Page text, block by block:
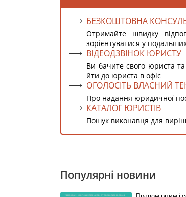
БЕЗКОШТОВНА
Отримайте швидку
зорієнтуватися у
ВІДЕОДЗВІНОК ЮРИСТУ
Ви бачите свого юриста
йти до юриста в офіс
ОГОЛОСІТЬ ВЛАСНИЙ
Про надання юридичної
КАТАЛОГ ЮРИСТІВ
Пошук виконавця для
Популярні новини